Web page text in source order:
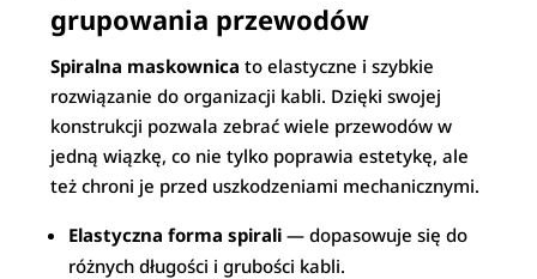
grupowania przewodów
Spiralna maskownica to elastyczne i szybkie
rozwiązanie do organizacji kabli. Dzięki swojej
konstrukcji pozwala zebrać wiele przewodów w
jedną wiązkę, co nie tylko poprawia estetykę, ale
też chroni je przed uszkodzeniami mechanicznymi.
Elastyczna forma spirali — dopasowuje się do
różnych długości i grubości kabli.